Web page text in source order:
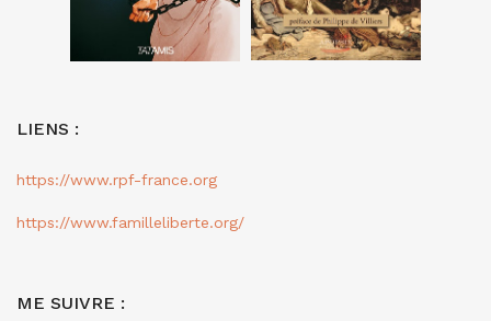
LIENS :
https://www.rpf-france.org
https://www.familleliberte.org/
ME SUIVRE :